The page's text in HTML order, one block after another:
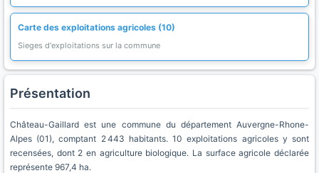
Carte des exploitations agricoles (10)
Sieges d'exploitations sur la commune
Présentation
Château-Gaillard est une commune du département Auvergne-Rhone-
Alpes (01), comptant 2 443 habitants. 10 exploitations agricoles y sont
recensées, dont 2 en agriculture biologique. La surface agricole déclarée
représente 967,4 ha.